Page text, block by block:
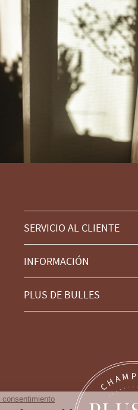
SERVICIO AL CLIENTE
INFORMACIÓN
PLUS DE BULLES
Continúa sin consentimiento